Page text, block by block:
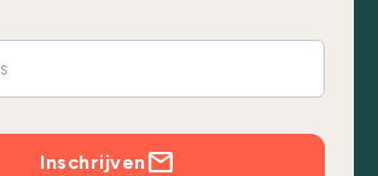
Inschrijven